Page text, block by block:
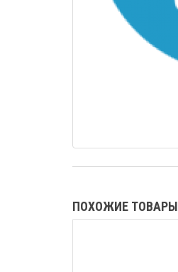
ПОХОЖИЕ ТОВАРЫ